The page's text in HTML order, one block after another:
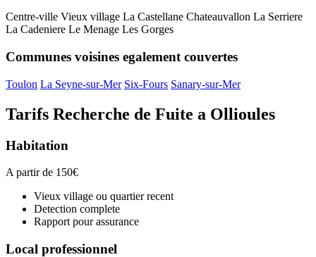
Centre-ville Vieux village La Castellane Chateauvallon La Serriere
La Cadeniere Le Menage Les Gorges
Communes voisines egalement couvertes
Toulon La Seyne-sur-Mer Six-Fours Sanary-sur-Mer
Tarifs Recherche de Fuite a Ollioules
Habitation
A partir de 150€
Vieux village ou quartier recent
Detection complete
Rapport pour assurance
Local professionnel